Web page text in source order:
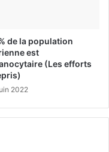
de la population
est
(Les efforts
2022